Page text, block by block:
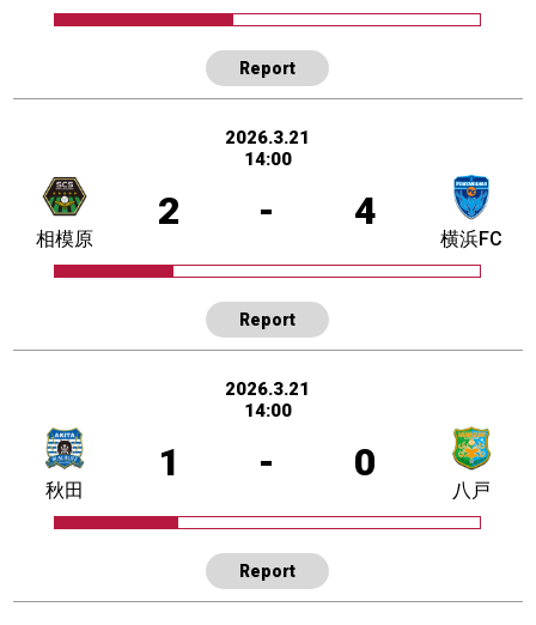
Report
2026.3.21
14:00
2 - 4
相模原 横浜FC
Report
2026.3.21
14:00
1 - 0
秋田 八戸
Report